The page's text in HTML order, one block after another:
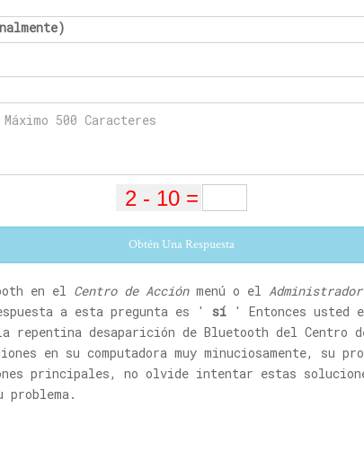
Obtén Una Respuesta
en el Centro de Acciónmenú o el
a esta pregunta es ' sí ' Entonces usted
desaparición de Bluetooth del Centro de
en su computadora muy minuciosamente, su
principales, no olvide intentar estas
problema.